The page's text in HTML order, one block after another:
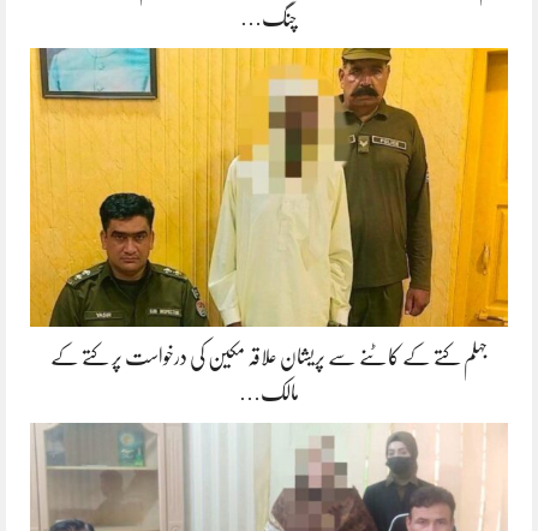
چنگ…
جہلم کتے کے کاٹنے سے پریشان علاقہ مکین کی درخواست پر کتے کے
مالک…